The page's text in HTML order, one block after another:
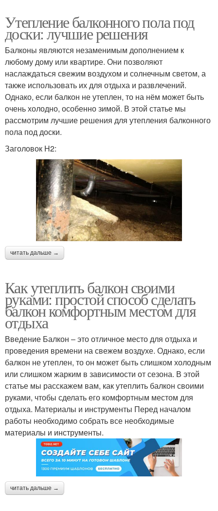
Утепление балконного пола под
доски: лучшие решения
Балконы являются незаменимым дополнением к
любому дому или квартире. Они позволяют
наслаждаться свежим воздухом и солнечным светом, а
также использовать их для отдыха и развлечений.
Однако, если балкон не утеплен, то на нём может быть
очень холодно, особенно зимой. В этой статье мы
рассмотрим лучшие решения для утепления балконного
пола под доски.
Заголовок H2:
читать дальше →
Как утеплить балкон своими
руками: простой способ сделать
балкон комфортным местом для
отдыха
Введение Балкон – это отличное место для отдыха и
проведения времени на свежем воздухе. Однако, если
балкон не утеплен, то он может быть слишком холодным
или слишком жарким в зависимости от сезона. В этой
статье мы расскажем вам, как утеплить балкон своими
руками, чтобы сделать его комфортным местом для
отдыха. Материалы и инструменты Перед началом
работы необходимо собрать все необходимые
материалы и инструменты.
читать дальше →